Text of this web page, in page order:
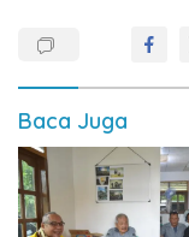
Baca Juga